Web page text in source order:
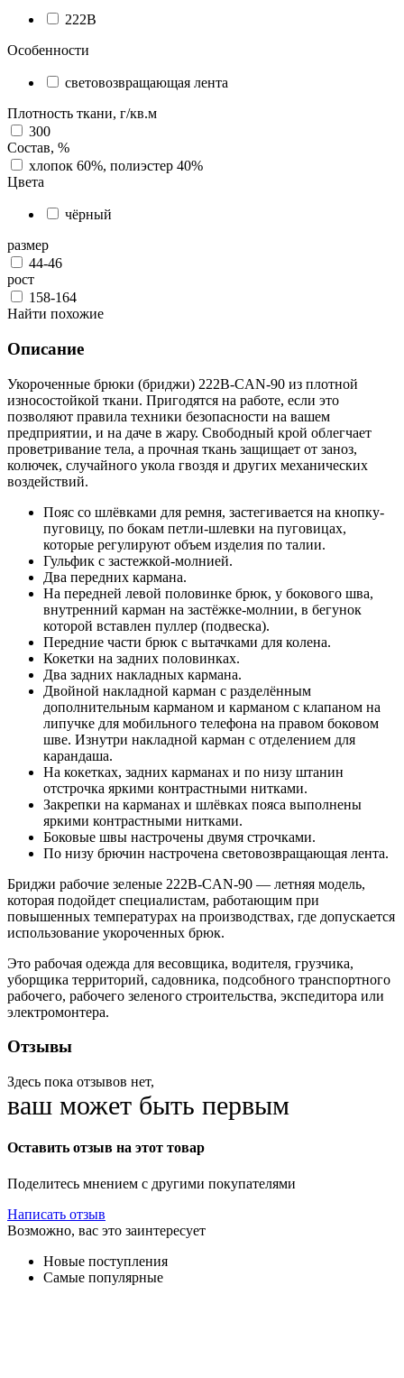
222B
Особенности
световозвращающая лента
Плотность ткани, г/кв.м
300
Состав, %
хлопок 60%, полиэстер 40%
Цвета
чёрный
размер
44-46
рост
158-164
Найти похожие
Описание
Укороченные брюки (бриджи) 222B-CAN-90 из плотной
износостойкой ткани. Пригодятся на работе, если это
позволяют правила техники безопасности на вашем
предприятии, и на даче в жару. Свободный крой облегчает
проветривание тела, а прочная ткань защищает от заноз,
колючек, случайного укола гвоздя и других механических
воздействий.
Пояс со шлёвками для ремня, застегивается на кнопку-
пуговицу, по бокам петли-шлевки на пуговицах,
которые регулируют объем изделия по талии.
Гульфик с застежкой-молнией.
Два передних кармана.
На передней левой половинке брюк, у бокового шва,
внутренний карман на застёжке-молнии, в бегунок
которой вставлен пуллер (подвеска).
Передние части брюк с вытачками для колена.
Кокетки на задних половинках.
Два задних накладных кармана.
Двойной накладной карман с разделённым
дополнительным карманом и карманом с клапаном на
липучке для мобильного телефона на правом боковом
шве. Изнутри накладной карман с отделением для
карандаша.
На кокетках, задних карманах и по низу штанин
отстрочка яркими контрастными нитками.
Закрепки на карманах и шлёвках пояса выполнены
яркими контрастными нитками.
Боковые швы настрочены двумя строчками.
По низу брючин настрочена световозвращающая лента.
Бриджи рабочие зеленые 222B-CAN-90 — летняя модель,
которая подойдет специалистам, работающим при
повышенных температурах на производствах, где допускается
использование укороченных брюк.
Это рабочая одежда для весовщика, водителя, грузчика,
уборщика территорий, садовника, подсобного транспортного
рабочего, рабочего зеленого строительства, экспедитора или
электромонтера.
Отзывы
Здесь пока отзывов нет,
ваш может быть первым
Оставить отзыв на этот товар
Поделитесь мнением с другими покупателями
Написать отзыв
Возможно, вас это заинтересует
Новые поступления
Самые популярные